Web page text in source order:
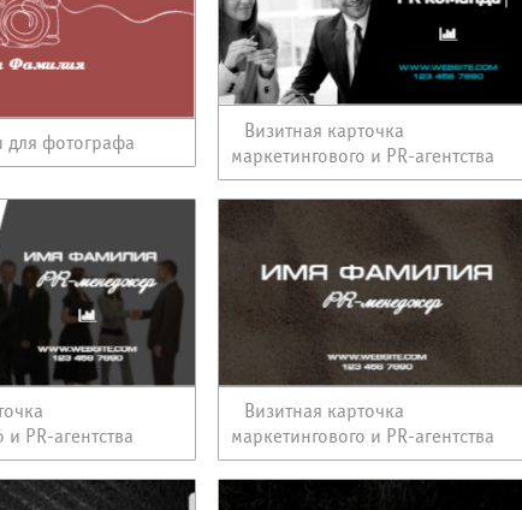
для фотографа
Визитная карточка
маркетингового и PR-агентства
PR-агентства
Визитная карточка
маркетингового и PR-агентства